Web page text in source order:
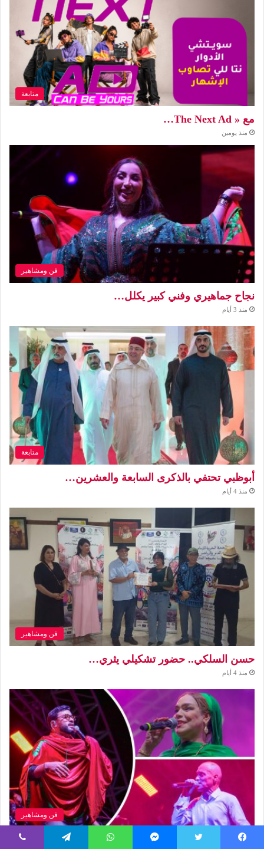
متابعة
مع « The Next Ad…
منذ يومين
فن ومشاهير
نجاح جماهيري وفني كبير يكلل…
منذ 3 أيام
متابعة
أبوظبي تحتفي بالذكرى السابعة والعشرين…
منذ 4 أيام
فن ومشاهير
حسن السلكي.. حضور تشكيلي يثري…
منذ 4 أيام
فن ومشاهير
الناظور تحتفي بالفن المغربي في…